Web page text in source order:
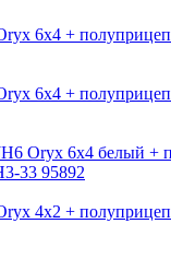
6х4 +
6х4 +
Oryx 6х4 белый +
33 95892
4х2 +